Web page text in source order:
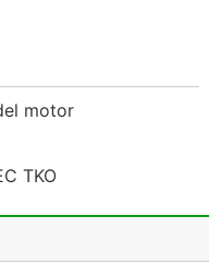
motor
TKO